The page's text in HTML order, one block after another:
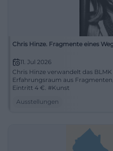
Chris Hinze. Fragmente eines
11. Jul 2026
Chris Hinze verwandelt das
Erfahrungsraum aus
Eintritt 4 €. #Kunst
Ausstellungen